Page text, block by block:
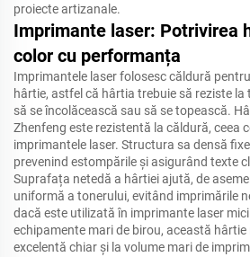
proiecte artizanale.
Imprimante laser: Potrivirea
color cu performanța
Imprimantele laser folosesc căldură
hârtie, astfel că hârtia trebuie să reziste
să se încolăcească sau să se topească.
Zhenfeng este rezistentă la căldură, ceea
imprimantele laser. Structura sa densă
prevenind estompările și asigurând texte
Suprafața netedă a hârtiei ajută, de
uniformă a tonerului, evitând imprimările
dacă este utilizată în imprimante laser
echipamente mari de birou, această
excelentă chiar și la volume mari de